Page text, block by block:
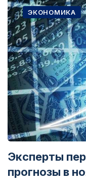
ЭКОНОМИКА
Эксперты
прогнозы в